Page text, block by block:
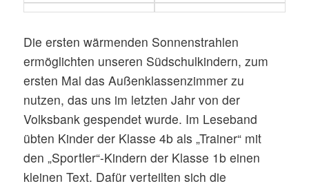
Die ersten wärmenden Sonnenstrahlen
ermöglichten unseren Südschulkindern, zum
ersten Mal das Außenklassenzimmer zu
nutzen, das uns im letzten Jahr von der
Volksbank gespendet wurde. Im Leseband
übten Kinder der Klasse 4b als „Trainer“ mit
den „Sportler“-Kindern der Klasse 1b einen
kleinen Text. Dafür verteilten sich die